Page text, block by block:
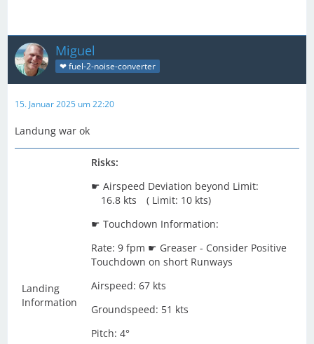
Miguel
❤ fuel-2-noise-converter
15. Januar 2025 um 22:20
Landung war ok
Landing
Information
Risks:
☛ Airspeed Deviation beyond Limit:
16.8 kts ( Limit: 10 kts)
☛ Touchdown Information:
Rate: 9 fpm ☛ Greaser - Consider Positive
Touchdown on short Runways
Airspeed: 67 kts
Groundspeed: 51 kts
Pitch: 4°